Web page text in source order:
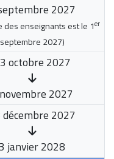
2027
des enseignants est le 1er
septembre 2027)
octobre 2027
2027
décembre 2027
janvier 2028